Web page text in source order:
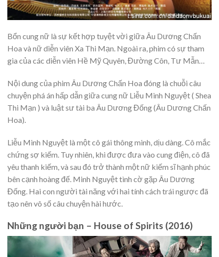
Bổn cung nữ là sự kết hợp tuyệt vời giữa Âu Dương Chấn
Hoa và nữ diễn viên Xa Thi Mạn. Ngoài ra, phim có sự tham
gia của các diễn viên Hề Mỹ Quyên, Đường Côn, Tư Mẫn…
Nội dung của phim Âu Dương Chấn Hoa đóng là chuỗi câu
chuyện phá án hấp dẫn giữa cung nữ Liễu Minh Nguyệt ( Shea
Thi Mạn ) và luật sư tài ba Âu Dương Đống (Âu Dương Chấn
Hoa).
Liễu Minh Nguyệt là một cô gái thông minh, dịu dàng. Cô mắc
chứng sợ kiếm. Tuy nhiên, khi được đưa vào cung điện, cô đã
yêu thanh kiếm, và sau đó trở thành một nữ kiếm sĩ hạnh phúc
bên cạnh hoàng đế. Minh Nguyệt tình cờ gặp Âu Dương
Đống. Hai con người tài năng với hai tính cách trái ngược đã
tạo nên vô số câu chuyện hài hước.
Những người bạn – House of Spirits (2016)